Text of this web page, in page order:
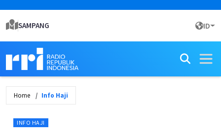
SAMPANG ID
Home Info Haji
INFO HAJI